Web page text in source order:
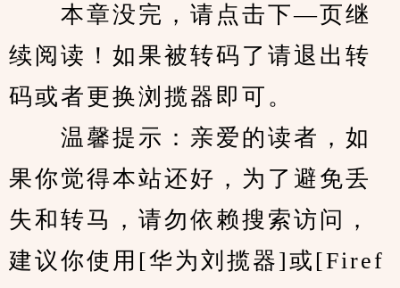
本章没完，请点击下—页继
续阅读！如果被转码了请退出转
码或者更换浏揽器即可。
温馨提示：亲爱的读者，如
果你觉得本站还好，为了避免丢
失和转马，请勿依赖搜索访问，
建议你使用[华为刘揽器]或[Firef